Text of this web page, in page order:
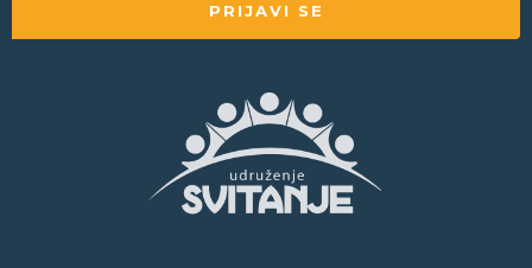
PRIJAVI SE